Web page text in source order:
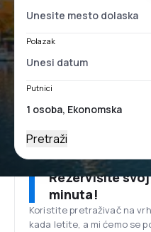
Polazak
Putnici
Pretraži
Rezervišite
minuta!
Koristite pretraživač na
kada letite, a mi ćemo se